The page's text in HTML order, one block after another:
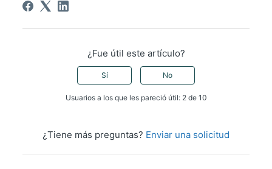
¿Fue útil este artículo?
Sí No
Usuarios a los que les pareció útil: 2 de 10
¿Tiene más preguntas? Enviar una solicitud